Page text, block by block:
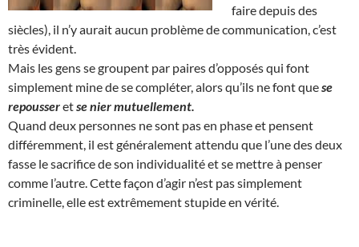
faire depuis des
siècles), il n’y aurait aucun problème de communication, c’est
très évident.
Mais les gens se groupent par paires d’opposés qui font
simplement mine de se compléter, alors qu’ils ne font quese
repousseretse nier mutuellement.
Quand deux personnes ne sont pas en phase et pensent
différemment, il est généralement attendu que l’une des deux
fasse le sacrifice de son individualité et se mettre à penser
comme l’autre. Cette façon d’agir n’est pas simplement
criminelle, elle est extrêmement stupide en vérité.